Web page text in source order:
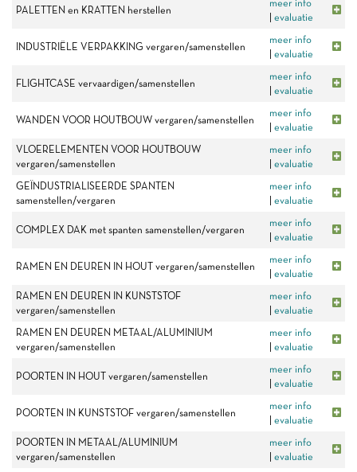
PALETTEN en KRATTEN herstellen
meer info
evaluatie
INDUSTRIËLE VERPAKKING vergaren/samenstellen
meer info
evaluatie
FLIGHTCASE vervaardigen/samenstellen
meer info
evaluatie
WANDEN VOOR HOUTBOUW vergaren/samenstellen
meer info
evaluatie
VLOERELEMENTEN VOOR HOUTBOUW
vergaren/samenstellen
meer info
evaluatie
GEÏNDUSTRIALISEERDE SPANTEN
samenstellen/vergaren
meer info
evaluatie
COMPLEX DAK met spanten samenstellen/vergaren
meer info
evaluatie
RAMEN EN DEUREN IN HOUT vergaren/samenstellen
meer info
evaluatie
RAMEN EN DEUREN IN KUNSTSTOF
vergaren/samenstellen
meer info
evaluatie
RAMEN EN DEUREN METAAL/ALUMINIUM
vergaren/samenstellen
meer info
evaluatie
POORTEN IN HOUT vergaren/samenstellen
meer info
evaluatie
POORTEN IN KUNSTSTOF vergaren/samenstellen
meer info
evaluatie
POORTEN IN METAAL/ALUMINIUM
vergaren/samenstellen
meer info
evaluatie